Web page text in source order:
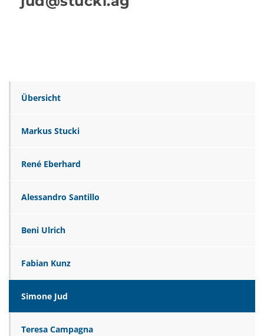
Übersicht
Markus Stucki
René Eberhard
Alessandro Santillo
Beni Ulrich
Fabian Kunz
Simone Jud
Teresa Campagna